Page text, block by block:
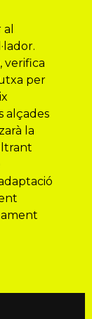
verifica
per
alçades
la